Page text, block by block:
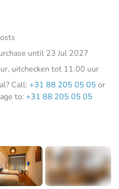
until 23 Jul 2027
uitchecken tot 11.00 uur
Call: +31 88 205 05 05 or
to: +31 88 205 05 05